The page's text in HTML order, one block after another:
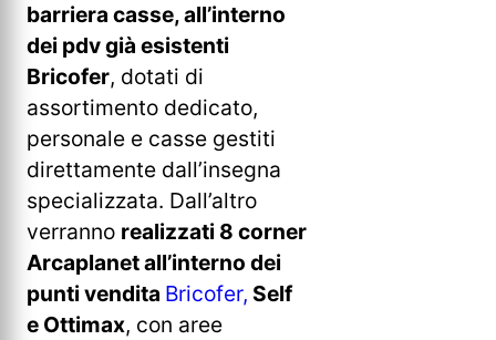
barriera casse, all’interno
dei pdv già esistenti
Bricofer, dotati di
assortimento dedicato,
personale e casse gestiti
direttamente dall’insegna
specializzata. Dall’altro
verranno realizzati 8 corner
Arcaplanet all’interno dei
punti vendita Bricofer, Self
e Ottimax, con aree